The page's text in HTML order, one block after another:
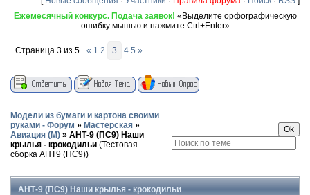
Ежемесячный конкурс. Подача заявок! «Выделите орфографическую
ошибку мышью и нажмите Ctrl+Enter»
Страница 3 из 5 « 1 2 3 4 5 »
Модели из бумаги и картона своими
руками - Форум » Мастерская »
Авиация (М) » АНТ-9 (ПС9) Наши
крылья - крокодильи (Тестовая
сборка АНТ9 (ПС9))
АНТ-9 (ПС9) Наши крылья - крокодильи